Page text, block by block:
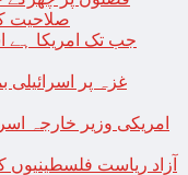
صلاحیت
جب تک امریکا ہے
غزہ پر اسرائیلی
امریکی وزیر خارجہ